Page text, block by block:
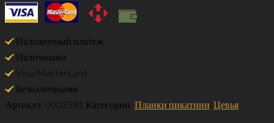
Наложенный платеж
Наличными
Visa/Mastercard
Безналичными
Артикул: 0003381 Категории: Планки пикатини Цевья